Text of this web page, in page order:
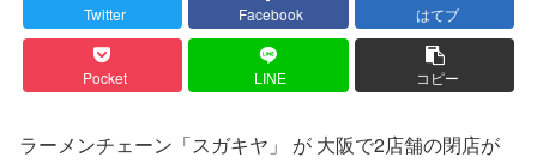
Twitter Facebook はてブ
Pocket LINE コピー
ラーメンチェーン「スガキヤ」 が 大阪で2店舗の閉店が